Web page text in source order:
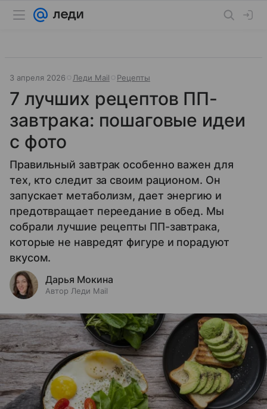
3 апреля 2026 Леди Mail Рецепты
7 лучших рецептов ПП-
завтрака: пошаговые идеи
с фото
Правильный завтрак особенно важен для
тех, кто следит за своим рационом. Он
запускает метаболизм, дает энергию и
предотвращает переедание в обед. Мы
собрали лучшие рецепты ПП-завтрака,
которые не навредят фигуре и порадуют
вкусом.
Дарья Мокина
Автор Леди Mail